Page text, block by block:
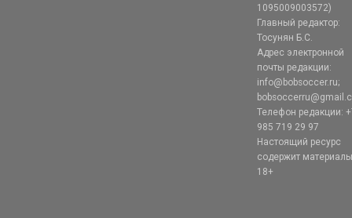
1095009003572)
Главный редактор:
Тосунян Б.С.
Адрес электронной
почты редакции:
info@bobsoccer.ru;
Телефон редакции:
985 719 29 97
Настоящий ресурс
содержит
18+